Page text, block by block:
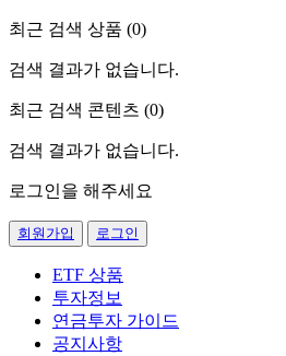
최근 검색 상품 (0)
검색 결과가 없습니다.
최근 검색 콘텐츠 (0)
검색 결과가 없습니다.
로그인을 해주세요
회원가입 로그인
ETF 상품
투자정보
연금투자 가이드
공지사항